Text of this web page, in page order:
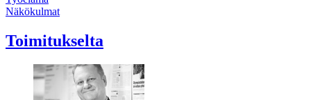
Näkökulmat
Toimitukselta